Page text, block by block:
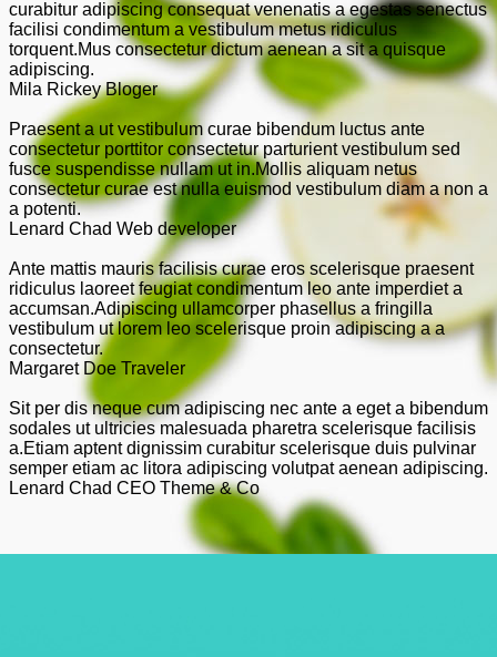
curabitur adipiscing consequat venenatis a egestas senectus
facilisi condimentum a vestibulum metus ridiculus
torquent.Mus consectetur dictum aenean a sit a quisque
adipiscing.
Mila RickeyBloger
Praesent a ut vestibulum curae bibendum luctus ante
consectetur porttitor consectetur parturient vestibulum sed
fusce suspendisse nullam ut in.Mollis aliquam netus
consectetur curae est nulla euismod vestibulum diam a non a
a potenti.
Lenard Chad Web developer
Ante mattis mauris facilisis curae eros scelerisque praesent
ridiculus laoreet feugiat condimentum leo ante imperdiet a
accumsan.Adipiscing ullamcorper phasellus a fringilla
vestibulum ut lorem leo scelerisque proin adipiscing a a
consectetur.
Margaret Doe Traveler
Sit per dis neque cum adipiscing nec ante a eget a bibendum
sodales ut ultricies malesuada pharetra scelerisque facilisis
a.Etiam aptent dignissim curabitur scelerisque duis pulvinar
semper etiam ac litora adipiscing volutpat aenean adipiscing.
Lenard Chad CEO Theme & Co